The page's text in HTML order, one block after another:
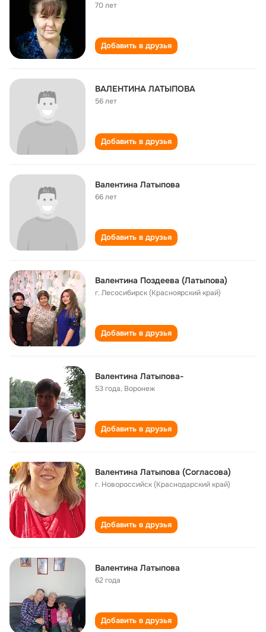
70 лет
Добавить в друзья
ВАЛЕНТИНА ЛАТЫПОВА
56 лет
Добавить в друзья
Валентина Латыпова
66 лет
Добавить в друзья
Валентина Поздеева (Латыпова)
г. Лесосибирск (Красноярский край)
Добавить в друзья
Валентина Латыпова-
53 года, Воронеж
Добавить в друзья
Валентина Латыпова (Согласова)
г. Новороссийск (Краснодарский край)
Добавить в друзья
Валентина Латыпова
62 года
Добавить в друзья